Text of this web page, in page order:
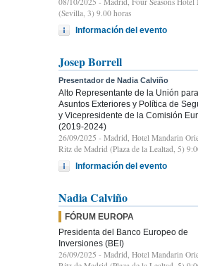
(Sevilla, 3) 9.00 horas
Información del evento
Josep Borrell
Presentador de Nadia Calviño
Alto Representante de la Unión para
Asuntos Exteriores y Política de
y Vicepresidente de la Comisión
(2019-2024)
26/09/2025 - Madrid, Hotel Mandarin
Ritz de Madrid (Plaza de la Lealtad, 5)
Información del evento
Nadia Calviño
FÓRUM EUROPA
Presidenta del Banco Europeo de
Inversiones (BEI)
26/09/2025 - Madrid, Hotel Mandarin